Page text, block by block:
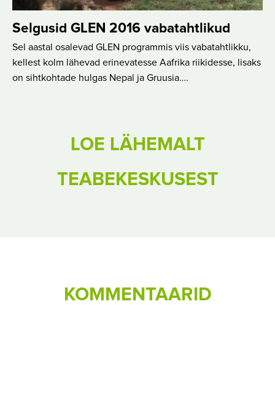
Selgusid GLEN 2016 vabatahtlikud
Sel aastal osalevad GLEN programmis viis vabatahtlikku,
kellest kolm lähevad erinevatesse Aafrika riikidesse, lisaks
on sihtkohtade hulgas Nepal ja Gruusia….
LOE LÄHEMALT
TEABEKESKUSEST
KOMMENTAARID